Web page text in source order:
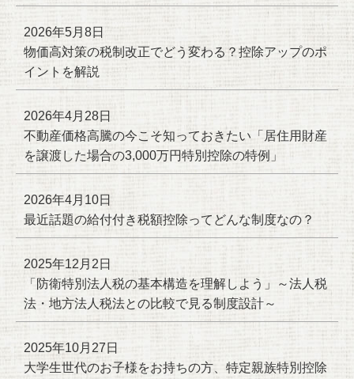
2026年5月8日
物価高対策の税制改正でどう変わる？控除アップのポ
イントを解説
2026年4月28日
不動産価格高騰の今こそ知っておきたい「居住用財産
を譲渡した場合の3,000万円特別控除の特例」
2026年4月10日
最近話題の給付付き税額控除ってどんな制度なの？
2025年12月2日
「防衛特別法人税の基本構造を理解しよう」～法人税
法・地方法人税法との比較で見る制度設計～
2025年10月27日
大学生世代のお子様をお持ちの方、特定親族特別控除